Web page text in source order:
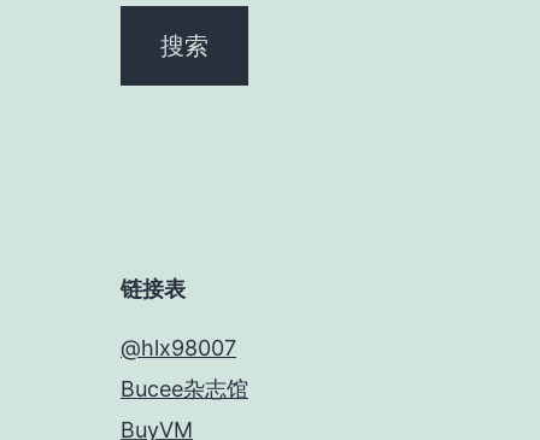
链接表
@hlx98007
Bucee杂志馆
BuyVM